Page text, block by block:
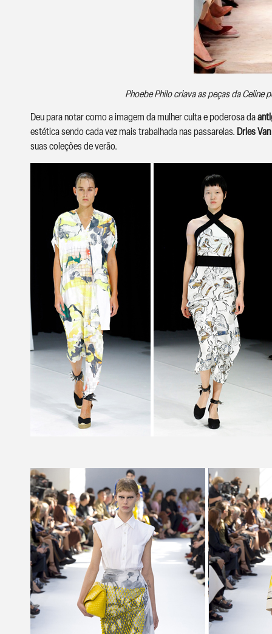
Phoebe Philo criava as peças da Celine
Deu para notar como a imagem da mulher culta e poderosa da
estética sendo cada vez mais trabalhada nas passarelas. Dries
suas coleções de verão.